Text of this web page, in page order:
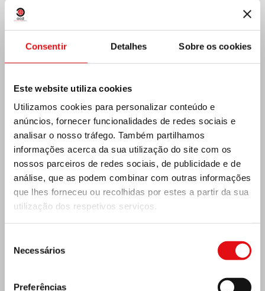
Consentir Detalhes Sobre os cookies
Este website utiliza cookies
Utilizamos cookies para personalizar conteúdo e
anúncios, fornecer funcionalidades de redes sociais e
analisar o nosso tráfego. Também partilhamos
informações acerca da sua utilização do site com os
nossos parceiros de redes sociais, de publicidade e de
análise, que as podem combinar com outras informações
que lhes forneceu ou recolhidas por estes a partir da sua
utilização dos respetivos serviços.
Necessários
Preferências
Índia: Bênção e inauguração do museu Lumen
Carmeli